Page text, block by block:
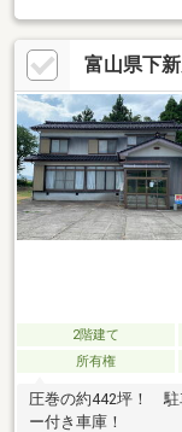
富山県下
2階建て
所有権
圧巻の約442坪！ 駐
ー付き車庫！